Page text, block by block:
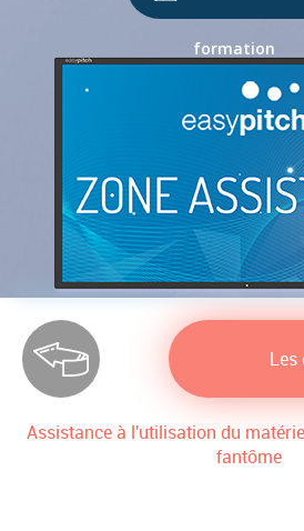
formation
Les
Assistance à l'utilisation du
fantôme